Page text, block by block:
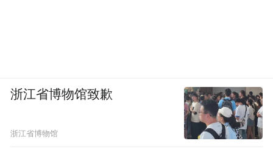
浙江省博物馆致歉
浙江省博物馆